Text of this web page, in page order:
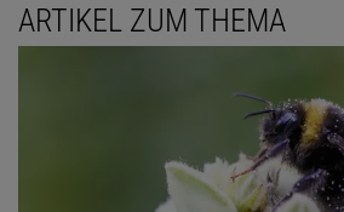
ARTIKEL ZUM THEMA